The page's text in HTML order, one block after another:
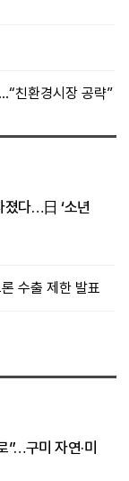
친환경시장 공략”
졌다…日 ‘소년
수출 제한 발표
”…구미 자연·미